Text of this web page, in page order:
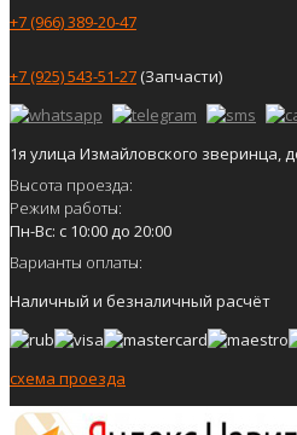
+7 (966) 389-20-47
+7 (925) 543-51-27(Запчасти)
1я улица Измайловского зверинца,
Высота проезда:
Режим работы:
Пн-Вс: с 10:00 до 20:00
Варианты оплаты:
Наличный и безналичный расчёт
схема проезда